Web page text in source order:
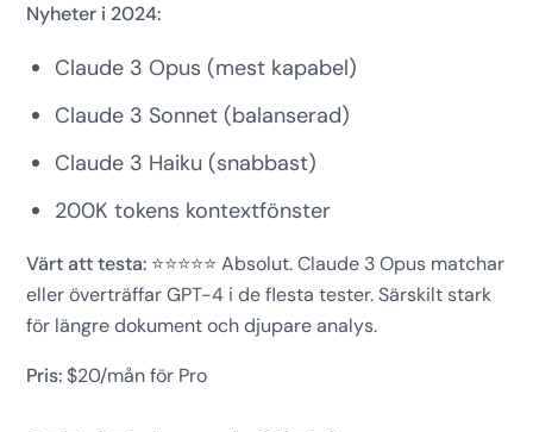
Nyheter i 2024:
Claude 3 Opus (mest kapabel)
Claude 3 Sonnet (balanserad)
Claude 3 Haiku (snabbast)
200K tokens kontextfönster
Värt att testa: ⭐⭐⭐⭐⭐ Absolut. Claude 3 Opus matchar
eller överträffar GPT-4 i de flesta tester. Särskilt stark
för längre dokument och djupare analys.
Pris:$20/mån för Pro